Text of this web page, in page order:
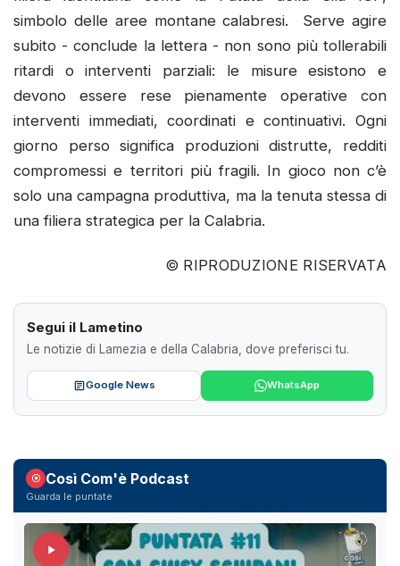
simbolo delle aree montane calabresi. Serve agire
subito - conclude la lettera - non sono più tollerabili
ritardi o interventi parziali: le misure esistono e
devono essere rese pienamente operative con
interventi immediati, coordinati e continuativi. Ogni
giorno perso significa produzioni distrutte, redditi
compromessi e territori più fragili. In gioco non c’è
solo una campagna produttiva, ma la tenuta stessa di
una filiera strategica per la Calabria.
© RIPRODUZIONE RISERVATA
Segui il Lametino
Le notizie di Lamezia e della Calabria, dove preferisci tu.
Google News WhatsApp
Così Com'è Podcast
Guarda le puntate